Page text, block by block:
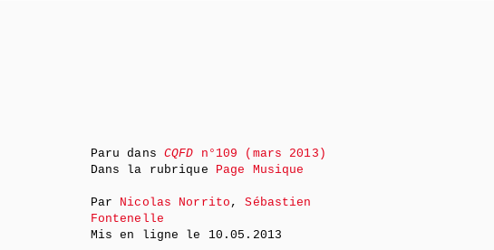
Paru dans CQFD n°109 (mars 2013)
Dans la rubrique Page Musique
Par Nicolas Norrito ,Sébastien
Fontenelle
Mis en ligne le 10.05.2013